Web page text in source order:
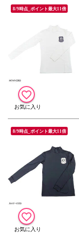
8/9時点_ポイント最大11倍
8/9時点_ポイント最大11倍